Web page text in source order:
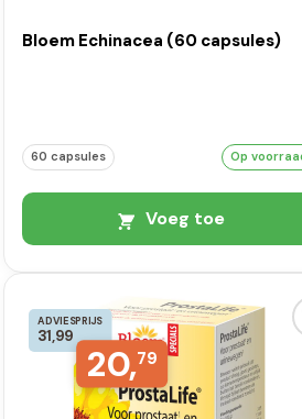
Bloem Echinacea (60 capsules)
60 capsules Op
Voeg toe
ADVIESPRIJS
31,99
20,79